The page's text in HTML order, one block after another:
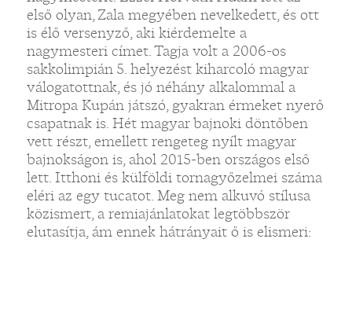
első olyan, Zala megyében nevelkedett, és ott
is élő versenyző, aki kiérdemelte a
nagymesteri címet. Tagja volt a 2006-os
sakkolimpián 5. helyezést kiharcoló magyar
válogatottnak, és jó néhány alkalommal a
Mitropa Kupán játszó, gyakran érmeket nyerő
csapatnak is. Hét magyar bajnoki döntőben
vett részt, emellett rengeteg nyílt magyar
bajnokságon is, ahol 2015-ben országos első
lett. Itthoni és külföldi tornagyőzelmei száma
eléri az egy tucatot. Meg nem alkuvó stílusa
közismert, a remiajánlatokat legtöbbször
elutasítja, ám ennek hátrányait ő is elismeri: